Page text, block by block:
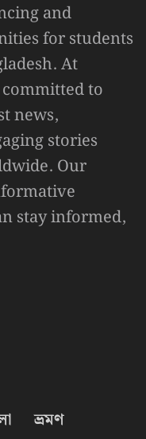
and
for students
At
to
news,
stories
Our
stay informed,
ভ্রমণ